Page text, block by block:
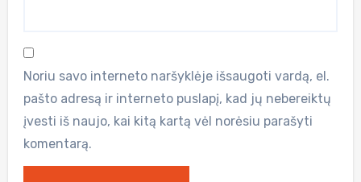
Noriu savo interneto naršyklėje išsaugoti vardą, el.
pašto adresą ir interneto puslapį, kad jų nebereiktų
įvesti iš naujo, kai kitą kartą vėl norėsiu parašyti
komentarą.